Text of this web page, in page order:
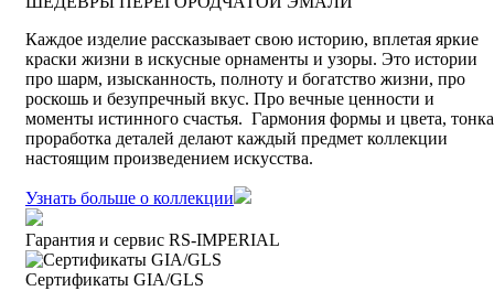
Каждое изделие рассказывает свою историю, вплетая яркие
краски жизни в искусные орнаменты и узоры. Это истории
про шарм, изысканность, полноту и богатство жизни, про
роскошь и безупречный вкус. Про вечные ценности и
моменты истинного счастья. Гармония формы и цвета,
проработка деталей делают каждый предмет коллекции
настоящим произведением искусства.
Узнать больше о коллекции
Гарантия и сервис RS‑IMPERIAL
Сертификаты GIA/GLS